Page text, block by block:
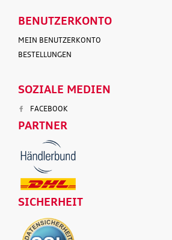
BENUTZERKONTO
MEIN BENUTZERKONTO
BESTELLUNGEN
SOZIALE MEDIEN
FACEBOOK
PARTNER
SICHERHEIT